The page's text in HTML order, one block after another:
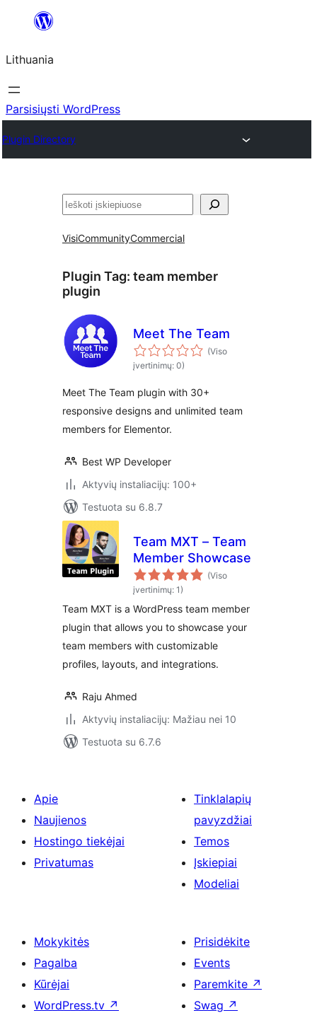
turinio
Lithuania
Parsisiųsti WordPress
Plugin Directory
Paieška
VisiCommunityCommercial
Plugin Tag: team member
plugin
Meet The Team
(Viso
įvertinimų: 0)
Meet The Team plugin with 30+
responsive designs and unlimited team
members for Elementor.
Best WP Developer
Aktyvių instaliacijų: 100+
Testuota su 6.8.7
Team MXT – Team
Member Showcase
(Viso
įvertinimų: 1)
Team MXT is a WordPress team member
plugin that allows you to showcase your
team members with customizable
profiles, layouts, and integrations.
Raju Ahmed
Aktyvių instaliacijų: Mažiau nei 10
Testuota su 6.7.6
Apie
Naujienos
Hostingo tiekėjai
Privatumas
Tinklalapių
pavyzdžiai
Temos
Įskiepiai
Modeliai
Mokykitės
Pagalba
Kūrėjai
WordPress.tv ↗
Prisidėkite
Events
Paremkite ↗
Swag ↗